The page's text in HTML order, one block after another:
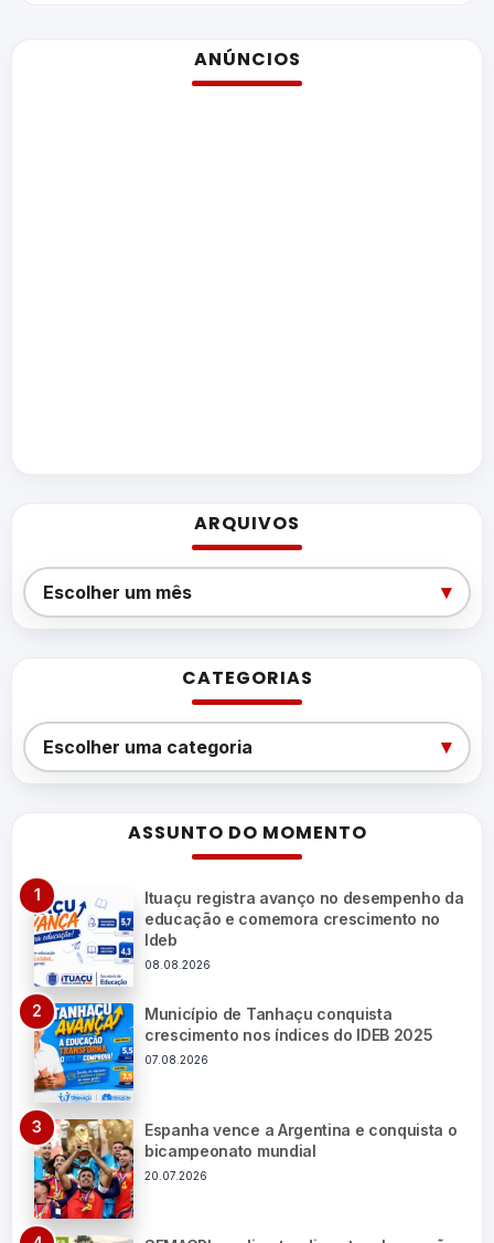
ANÚNCIOS
ARQUIVOS
Arquivos
Escolher um mês ▾
CATEGORIAS
Categorias
Escolher uma categoria ▾
ASSUNTO DO MOMENTO
Ituaçu registra avanço no desempenho da
educação e comemora crescimento no
Ideb
08.08.2026
Município de Tanhaçu conquista
crescimento nos índices do IDEB 2025
07.08.2026
Espanha vence a Argentina e conquista o
bicampeonato mundial
20.07.2026